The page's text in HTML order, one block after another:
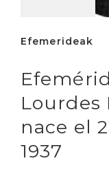
Efemerideak
Lourdes
nace el
1937